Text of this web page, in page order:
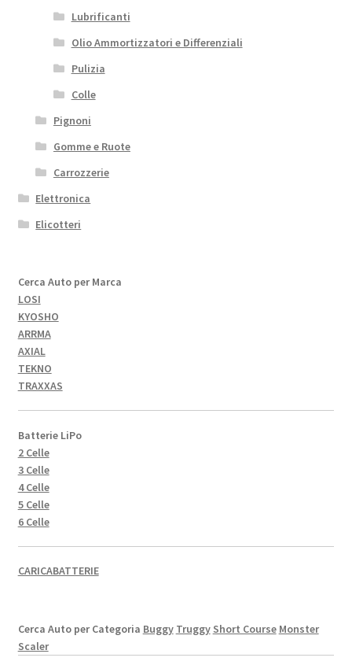
Lubrificanti
Olio Ammortizzatori e Differenziali
Pulizia
Colle
Pignoni
Gomme e Ruote
Carrozzerie
Elettronica
Elicotteri
Cerca Auto per Marca
LOSI
KYOSHO
ARRMA
AXIAL
TEKNO
TRAXXAS
Batterie LiPo
2 Celle
3 Celle
4 Celle
5 Celle
6 Celle
CARICABATTERIE
Cerca Auto per Categoria Buggy Truggy Short Course Monster
Scaler